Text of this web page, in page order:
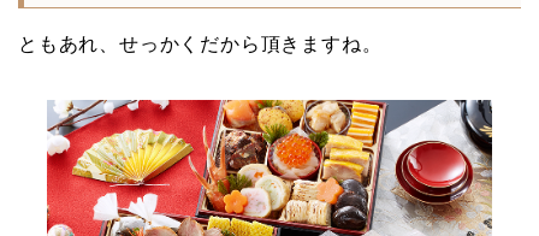
ともあれ、せっかくだから頂きますね。